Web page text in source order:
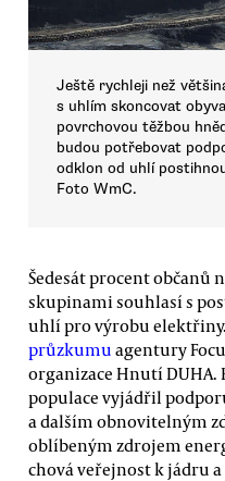
Ještě rychleji než
s uhlím skoncovat
povrchovou těžbou
budou potřebovat
odklon od uhlí
Foto WmC.
Šedesát procent občanů
skupinami souhlasí s
uhlí pro výrobu elektřiny.
průzkumu agentury
organizace Hnutí DUHA.
populace vyjádřil
a dalším obnovitelným
oblíbeným zdrojem
chová veřejnost k jádru